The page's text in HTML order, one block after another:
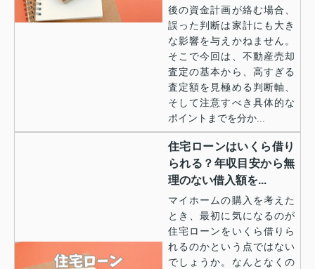
後の資金計画が絡む場合、
誤った判断は家計にも大き
な影響を与えかねません。
そこで今回は、不動産売却
査定の基本から、高すぎる
査定額を見極める判断軸、
そして注意すべき具体的な
ポイントまでを分か...
住宅ローンはいくら借り
られる？年収目安から無
理のない借入額を...
マイホームの購入を考えた
とき、最初に気になるのが
住宅ローンをいくら借りら
れるのかという点ではない
でしょうか。なんとなくの